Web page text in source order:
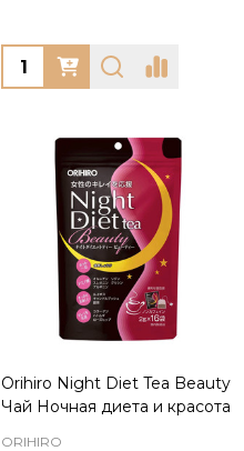
Quantity:
Orihiro Night Diet Tea Beauty
Чай Ночная диета и красота
ORIHIRO